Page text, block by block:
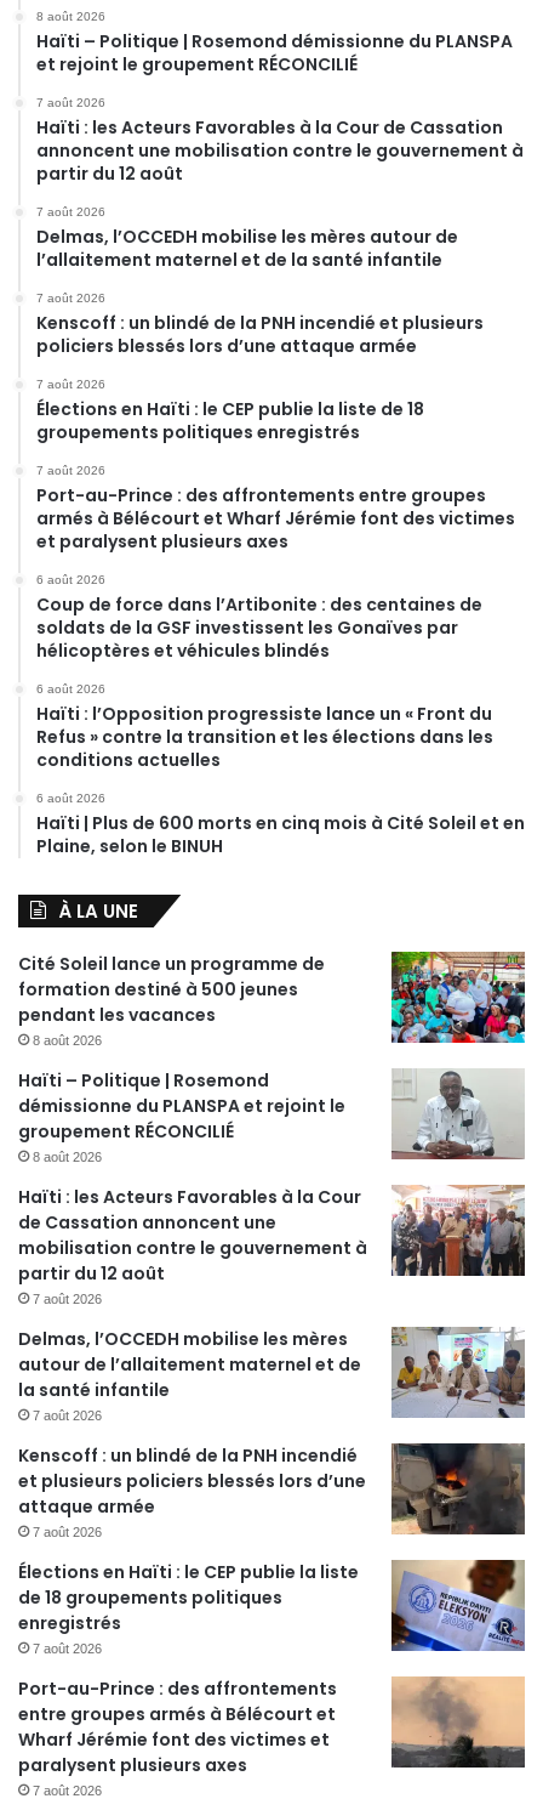
8 août 2026
Haïti – Politique | Rosemond démissionne du PLANSPA
et rejoint le groupement RÉCONCILIÉ
7 août 2026
Haïti : les Acteurs Favorables à la Cour de Cassation
annoncent une mobilisation contre le gouvernement à
partir du 12 août
7 août 2026
Delmas, l’OCCEDH mobilise les mères autour de
l’allaitement maternel et de la santé infantile
7 août 2026
Kenscoff : un blindé de la PNH incendié et plusieurs
policiers blessés lors d’une attaque armée
7 août 2026
Élections en Haïti : le CEP publie la liste de 18
groupements politiques enregistrés
7 août 2026
Port-au-Prince : des affrontements entre groupes
armés à Bélécourt et Wharf Jérémie font des victimes
et paralysent plusieurs axes
6 août 2026
Coup de force dans l’Artibonite : des centaines de
soldats de la GSF investissent les Gonaïves par
hélicoptères et véhicules blindés
6 août 2026
Haïti : l’Opposition progressiste lance un « Front du
Refus » contre la transition et les élections dans les
conditions actuelles
6 août 2026
Haïti | Plus de 600 morts en cinq mois à Cité Soleil et en
Plaine, selon le BINUH
À LA UNE
Cité Soleil lance un programme de
formation destiné à 500 jeunes
pendant les vacances
8 août 2026
Haïti – Politique | Rosemond
démissionne du PLANSPA et rejoint le
groupement RÉCONCILIÉ
8 août 2026
Haïti : les Acteurs Favorables à la Cour
de Cassation annoncent une
mobilisation contre le gouvernement à
partir du 12 août
7 août 2026
Delmas, l’OCCEDH mobilise les mères
autour de l’allaitement maternel et de
la santé infantile
7 août 2026
Kenscoff : un blindé de la PNH incendié
et plusieurs policiers blessés lors d’une
attaque armée
7 août 2026
Élections en Haïti : le CEP publie la liste
de 18 groupements politiques
enregistrés
7 août 2026
Port-au-Prince : des affrontements
entre groupes armés à Bélécourt et
Wharf Jérémie font des victimes et
paralysent plusieurs axes
7 août 2026